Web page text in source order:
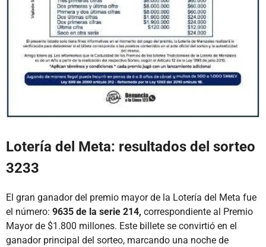
Lotería del Meta: resultados del sorteo
3233
El gran ganador del premio mayor de la Lotería del Meta fue
el número: 9635 de la serie 214, correspondiente al Premio
Mayor de $1.800 millones. Este billete se convirtió en el
ganador principal del sorteo, marcando una noche de